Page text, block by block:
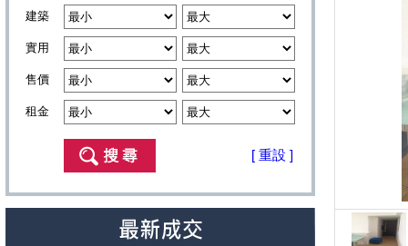
建築
實用
售價
租金
[ 重設 ]